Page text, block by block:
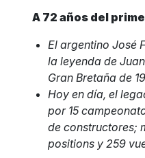
A 72 años del
El argentino José
la leyenda de
Gran Bretaña de
Hoy en día, el
por 15
de constructores;
positions y 259